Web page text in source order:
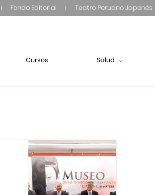
Fondo Editorial Teatro Peruano Japonés
Cursos Salud